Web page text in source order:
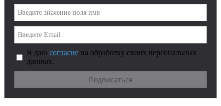
Я даю согласие на обработку своих персональных
данных.